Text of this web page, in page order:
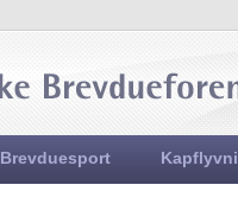
Brevduesport